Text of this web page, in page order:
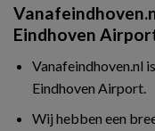
Eindhoven
Vanafeindhoven.nl
Eindhoven Airport.
Wij hebben een